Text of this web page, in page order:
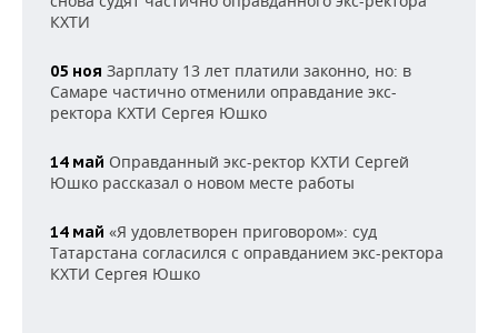
ТОРГОВЫЕ ЦЕНТРЫ
ТАТАРСТАНА
МАШИНОСТРОЕНИЕ
НЕФТЕХИМИЯ
НЕФТЬ
ОПК
РОЗНИЧНАЯ ТОРГОВЛЯ
ТРАНСПОРТ
НОВОСТИ ТЕХНОЛОГИЙ
ТЕЛЕКОММУНИКАЦИИ
МЕРОПРИЯТИЯ
НОВОСТИ МЕРОПРИЯТИЙ
БИЗНЕС-БРАНЧИ
СПОРТ
ФУТБОЛ
НОВОСТИ ОБЩЕСТВА
ФОТОГАЛЕРЕЯ
КХТИ
05 ноя Зарплату 13 лет платили законно, но: в
Самаре частично отменили оправдание экс-
ректора КХТИ Сергея Юшко
14 май Оправданный экс-ректор КХТИ Сергей
Юшко рассказал о новом месте работы
14 май «Я удовлетворен приговором»: суд
Татарстана согласился с оправданием экс-ректора
КХТИ Сергея Юшко